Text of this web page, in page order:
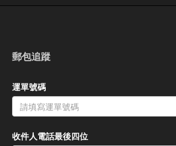
郵包追蹤
運單號碼
收件人電話最後四位